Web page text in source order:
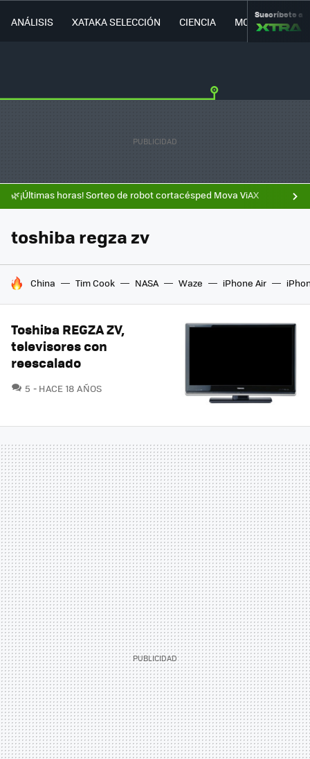
ANÁLISIS XATAKA SELECCIÓN CIENCIA MOVILIDAD
Suscríbete a
🌿¡Últimas horas! Sorteo de robot cortacésped Mova ViAX
toshiba regza zv
HOY SE HABLA DE
China Tim Cook NASA Waze iPhone Air
Toshiba REGZA ZV,
televisores con
reescalado
5 COMENTARIOS
HACE 18 AÑOS